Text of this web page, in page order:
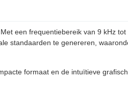
een frequentiebereik van 9 kHz
standaarden te genereren,
formaat en de intuïtieve